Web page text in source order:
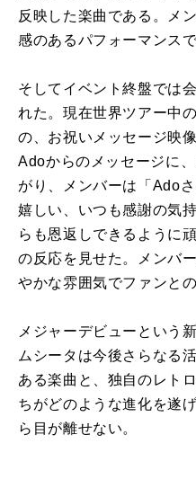
反映した楽曲である。メ
感のあるパフォーマンス
そしてイベント終盤では
れた。現在世界ツアー中
の、お祝いメッセージ映
Adoからのメッセージに
がり、メンバーは「Ado
嬉しい、いつも感謝の気
らも恩返しできるように
の反応を見せた。メンバ
やかな雰囲気でファンと
メジャーデビューという
ムシータは今後さらなる
ある楽曲と、独自のレト
ちがどのような進化を遂
ら目が離せない。